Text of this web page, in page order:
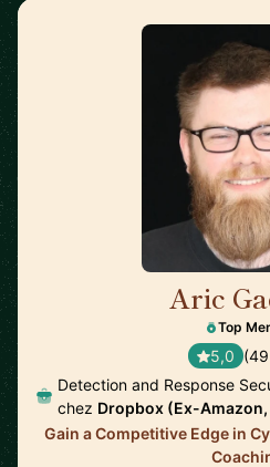
Aric
Top
5,0
Detection and Response
chez Dropbox (Ex-
Gain a Competitive Edge in